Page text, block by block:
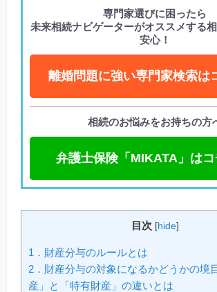
専門家選びに困ったら
未来相続ナビゲーターがオススメする
安心！
離婚問題に強い専門家検索は
相続のお悩みをお持ちの方
弁護士保険「MIKATA」はコ
目次 [hide]
1．財産分与のルールとは
2．財産分与の対象になるかどうかの境
産」と「特有財産」の違いとは